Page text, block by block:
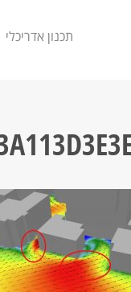
תכנון אדריכלי